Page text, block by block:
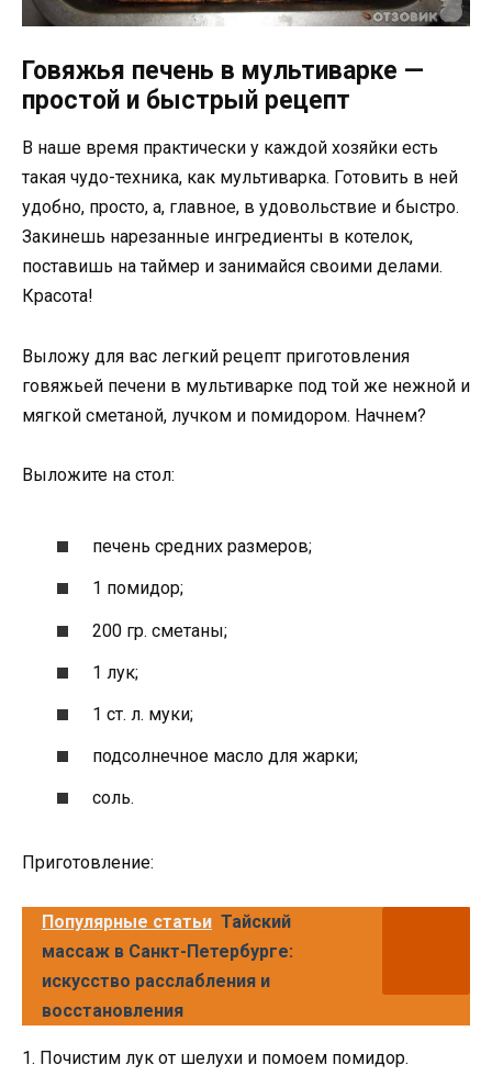
Говяжья печень в мультиварке —
простой и быстрый рецепт
В наше время практически у каждой хозяйки есть
такая чудо-техника, как мультиварка. Готовить в ней
удобно, просто, а, главное, в удовольствие и быстро.
Закинешь нарезанные ингредиенты в котелок,
поставишь на таймер и занимайся своими делами.
Красота!
Выложу для вас легкий рецепт приготовления
говяжьей печени в мультиварке под той же нежной и
мягкой сметаной, лучком и помидором. Начнем?
Выложите на стол:
печень средних размеров;
1 помидор;
200 гр. сметаны;
1 лук;
1 ст. л. муки;
подсолнечное масло для жарки;
соль.
Приготовление:
Популярные статьи Тайский
массаж в Санкт-Петербурге:
искусство расслабления и
восстановления
1. Почистим лук от шелухи и помоем помидор.